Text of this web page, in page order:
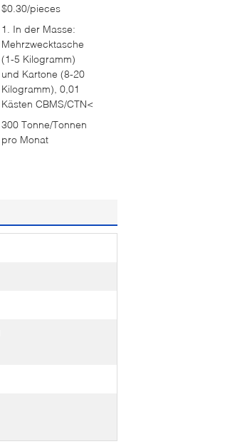
$0.30/pieces
1. In der Masse:
Mehrzwecktasche
(1-5 Kilogramm)
und Kartone (8-20
Kilogramm), 0,01
Kästen CBMS/CTN<
300 Tonne/Tonnen
pro Monat